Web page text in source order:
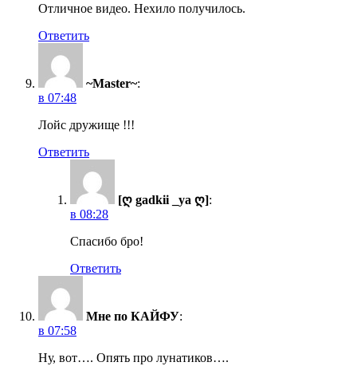
Отличное видео. Нехило получилось.
Ответить
~Master~:
в 07:48
Лойс дружище !!!
Ответить
[ღ gadkii _ya ღ]:
в 08:28
Спасибо бро!
Ответить
Мне по КАЙФУ:
в 07:58
Ну, вот…. Опять про лунатиков….